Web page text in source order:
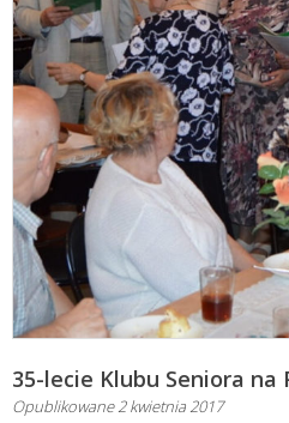
35-lecie Klubu Seniora na
Opublikowane2 kwietnia 2017